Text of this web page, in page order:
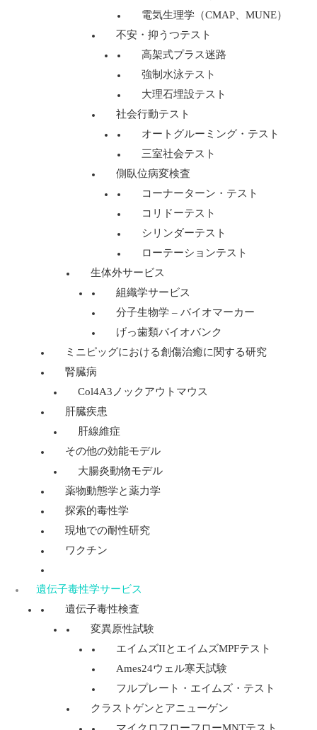
電気生理学（CMAP、MUNE）
不安・抑うつテスト
高架式プラス迷路
強制水泳テスト
大理石埋設テスト
社会行動テスト
オートグルーミング・テスト
三室社会テスト
側臥位病変検査
コーナーターン・テスト
コリドーテスト
シリンダーテスト
ローテーションテスト
生体外サービス
組織学サービス
分子生物学 – バイオマーカー
げっ歯類バイオバンク
ミニピッグにおける創傷治癒に関する研究
腎臓病
Col4A3ノックアウトマウス
肝臓疾患
肝線維症
その他の効能モデル
大腸炎動物モデル
薬物動態学と薬力学
探索的毒性学
現地での耐性研究
ワクチン
遺伝子毒性学サービス
遺伝子毒性検査
変異原性試験
エイムズIIとエイムズMPFテスト
Ames24ウェル寒天試験
フルプレート・エイムズ・テスト
クラストゲンとアニューゲン
マイクロフローフローMNTテスト